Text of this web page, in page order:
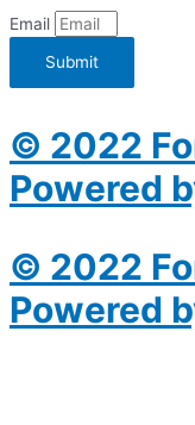
Email
Submit
© 2022
Powered
© 2022
Powered